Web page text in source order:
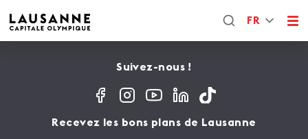
FR
Suivez-nous !
Recevez les bons plans de Lausanne